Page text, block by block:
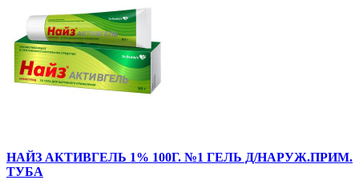
НАЙЗ АКТИВГЕЛЬ 1% 100Г. №1 ГЕЛЬ Д/НАРУЖ.ПРИМ.
ТУБА